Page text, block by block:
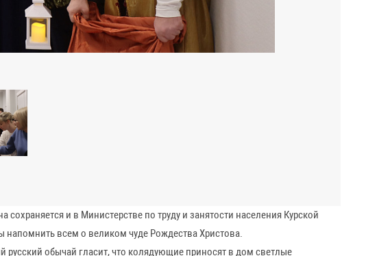
и в Министерстве по труду и занятости населения Курской
всем о великом чуде Рождества Христова.
обычай гласит, что колядующие приносят в дом светлые